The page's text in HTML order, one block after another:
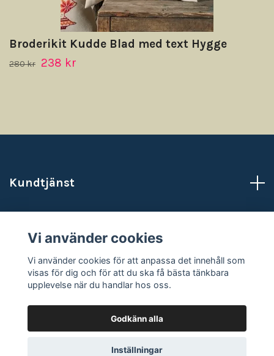
Broderikit Kudde Blad med text Hygge
280 kr 238 kr
Kundtjänst
Sociala medier
© 2026 NataliasAteljePowered by Quickbutik
Vi använder cookies
Vi använder cookies för att anpassa det innehåll som
visas för dig och för att du ska få bästa tänkbara
upplevelse när du handlar hos oss.
Godkänn alla
Inställningar